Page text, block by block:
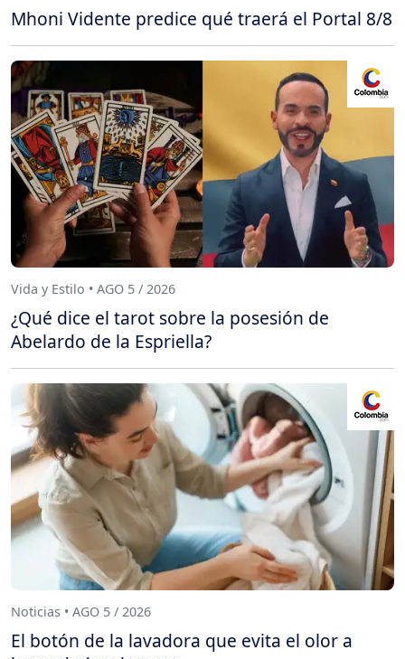
Mhoni Vidente predice qué traerá el Portal 8/8
Vida y Estilo • AGO 5 / 2026
¿Qué dice el tarot sobre la posesión de
Abelardo de la Espriella?
Noticias • AGO 5 / 2026
El botón de la lavadora que evita el olor a